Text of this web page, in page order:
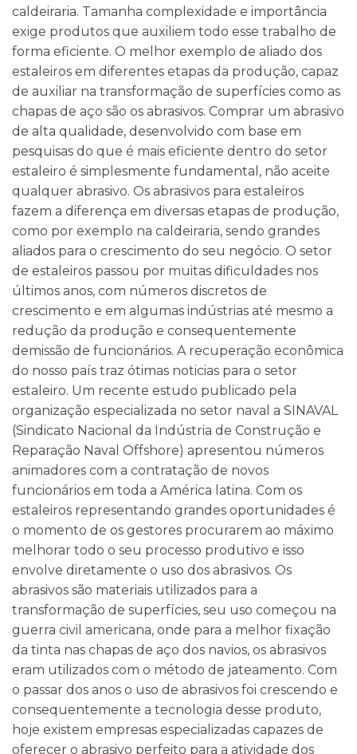
caldeiraria. Tamanha complexidade e importância
exige produtos que auxiliem todo esse trabalho de
forma eficiente. O melhor exemplo de aliado dos
estaleiros em diferentes etapas da produção, capaz
de auxiliar na transformação de superfícies como as
chapas de aço são os abrasivos. Comprar um abrasivo
de alta qualidade, desenvolvido com base em
pesquisas do que é mais eficiente dentro do setor
estaleiro é simplesmente fundamental, não aceite
qualquer abrasivo. Os abrasivos para estaleiros
fazem a diferença em diversas etapas de produção,
como por exemplo na caldeiraria, sendo grandes
aliados para o crescimento do seu negócio. O setor
de estaleiros passou por muitas dificuldades nos
últimos anos, com números discretos de
crescimento e em algumas indústrias até mesmo a
redução da produção e consequentemente
demissão de funcionários. A recuperação econômica
do nosso país traz ótimas noticias para o setor
estaleiro. Um recente estudo publicado pela
organização especializada no setor naval a SINAVAL
(Sindicato Nacional da Indústria de Construção e
Reparação Naval Offshore) apresentou números
animadores com a contratação de novos
funcionários em toda a América latina. Com os
estaleiros representando grandes oportunidades é
o momento de os gestores procurarem ao máximo
melhorar todo o seu processo produtivo e isso
envolve diretamente o uso dos abrasivos. Os
abrasivos são materiais utilizados para a
transformação de superfícies, seu uso começou na
guerra civil americana, onde para a melhor fixação
da tinta nas chapas de aço dos navios, os abrasivos
eram utilizados com o método de jateamento. Com
o passar dos anos o uso de abrasivos foi crescendo e
consequentemente a tecnologia desse produto,
hoje existem empresas especializadas capazes de
oferecer o abrasivo perfeito para a atividade dos